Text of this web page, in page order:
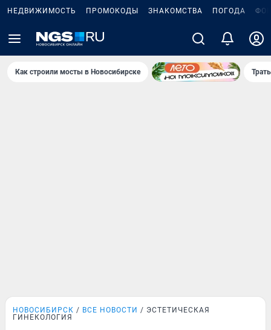
НЕДВИЖИМОСТЬ ПРОМОКОДЫ ЗНАКОМСТВА ПОГОДА
Как строили мосты в Новосибирске
НОВОСИБИРСК ВСЕ НОВОСТИ
ЭСТЕТИЧЕСКАЯ
ГИНЕКОЛОГИЯ